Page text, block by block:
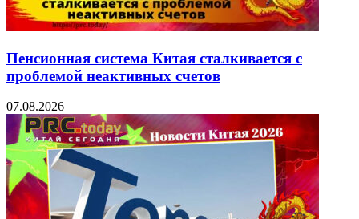
Пенсионная система Китая сталкивается с
проблемой неактивных счетов
07.08.2026